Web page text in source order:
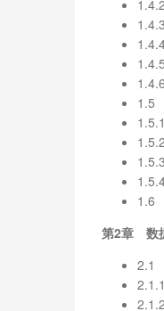
1.5
1.6
第2章 数
2.1